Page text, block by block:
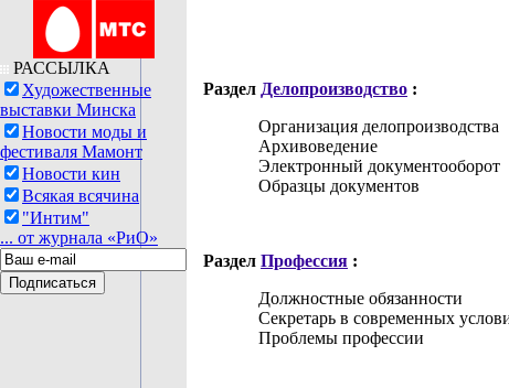
РАССЫЛКА
Художественные
выставки Минска
Новости моды и
фестиваля Мамонт
Новости кин
Всякая всячина
"Интим"
... от журнала «РиО»
Раздел Делопроизводство :
Организация делопроизводства
Архивоведение
Электронный документооборот
Образцы документов
Раздел Профессия :
Должностные обязанности
Секретарь в современных
Проблемы профессии